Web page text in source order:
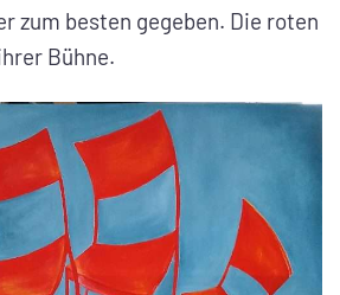
zum besten gegeben. Die roten
Bühne.